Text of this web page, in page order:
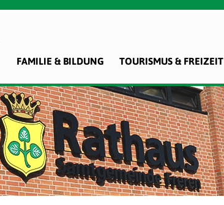
FAMILIE & BILDUNG TOURISMUS & FREIZEIT